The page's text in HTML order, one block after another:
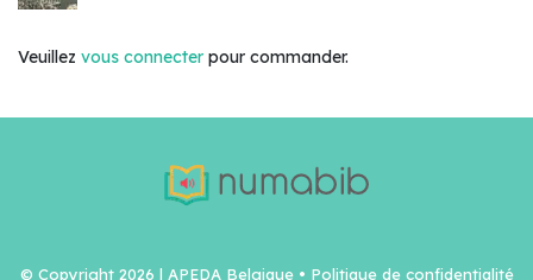
Veuillez vous connecter pour commander.
© Copyright 2026 | APEDA Belgique • Politique de confidentialité